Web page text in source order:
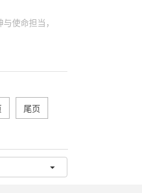
使命担当，
尾页